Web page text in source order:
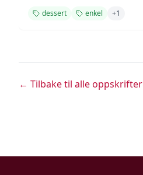
dessert enkel +1
← Tilbake til alle oppskrifter